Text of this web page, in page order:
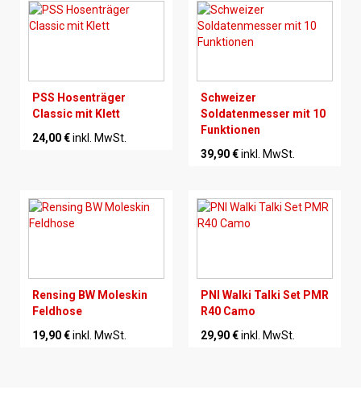
PSS Hosenträger
Classic mit Klett
24,00 €inkl. MwSt.
Schweizer
Soldatenmesser mit 10
Funktionen
39,90 €inkl. MwSt.
Rensing BW Moleskin
Feldhose
19,90 €inkl. MwSt.
PNI Walki Talki Set PMR
R40 Camo
29,90 €inkl. MwSt.